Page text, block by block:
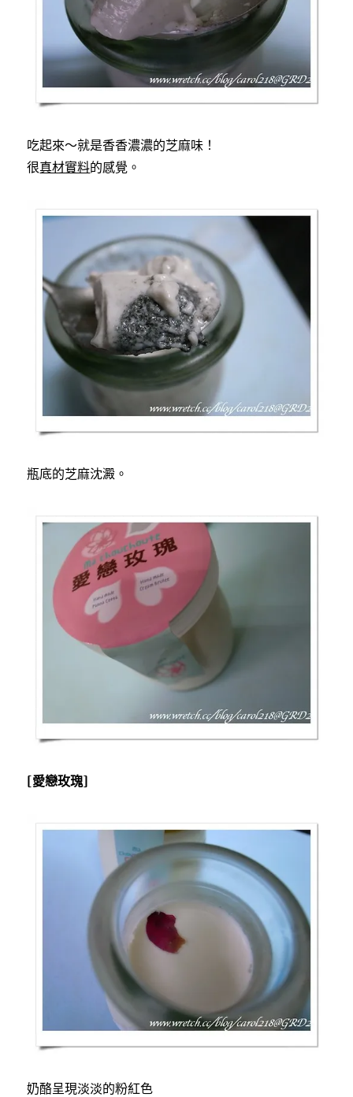
吃起來～就是香香濃濃的芝麻味！
很真材實料的感覺。
瓶底的芝麻沈澱。
[愛戀玫瑰]
奶酪呈現淡淡的粉紅色